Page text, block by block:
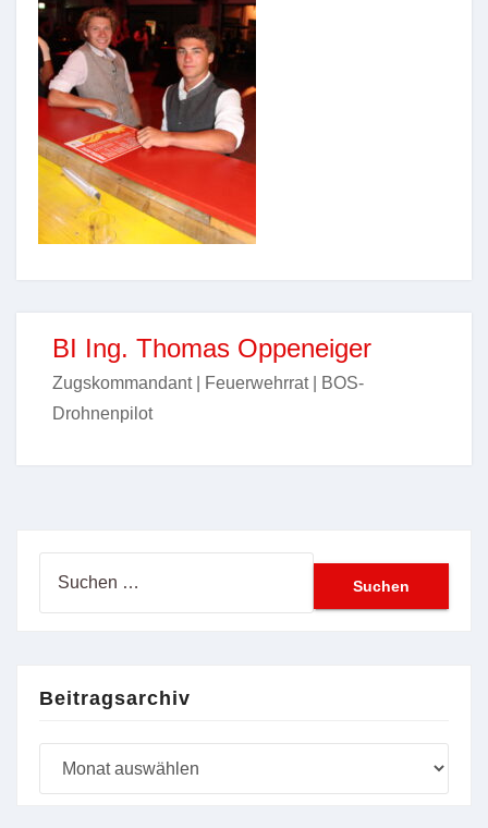
BI Ing. Thomas Oppeneiger
Zugskommandant | Feuerwehrrat | BOS-
Drohnenpilot
Beitragsarchiv